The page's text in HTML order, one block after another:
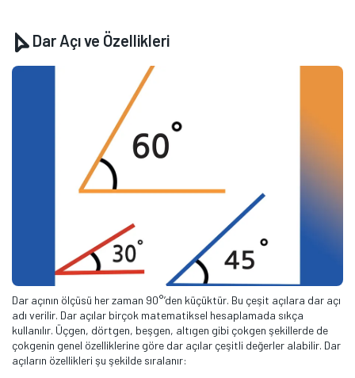
Dar Açı ve Özellikleri
Dar açının ölçüsü her zaman 90°’den küçüktür. Bu çeşit açılara dar açı
adı verilir. Dar açılar birçok matematiksel hesaplamada sıkça
kullanılır. Üçgen, dörtgen, beşgen, altıgen gibi çokgen şekillerde de
çokgenin genel özelliklerine göre dar açılar çeşitli değerler alabilir. Dar
açıların özellikleri şu şekilde sıralanır: